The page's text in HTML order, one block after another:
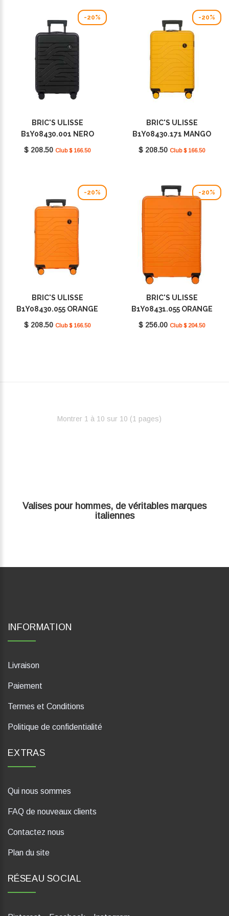
-20%
BRIC'S ULISSE
B1Y08430.001 NERO
$ 208.50 Club $ 166.50
-20%
BRIC'S ULISSE
B1Y08430.171 MANGO
$ 208.50 Club $ 166.50
-20%
BRIC'S ULISSE
B1Y08430.055 ORANGE
$ 208.50 Club $ 166.50
-20%
BRIC'S ULISSE
B1Y08431.055 ORANGE
$ 256.00 Club $ 204.50
Montrer 1 à 10 sur 10 (1 pages)‎
Valises pour hommes, de véritables marques
italiennes
INFORMATION
Livraison
Paiement
Termes et Conditions
Politique de confidentialité
EXTRAS
Qui nous sommes
FAQ de nouveaux clients
Contactez nous
Plan du site
RÉSEAU SOCIAL